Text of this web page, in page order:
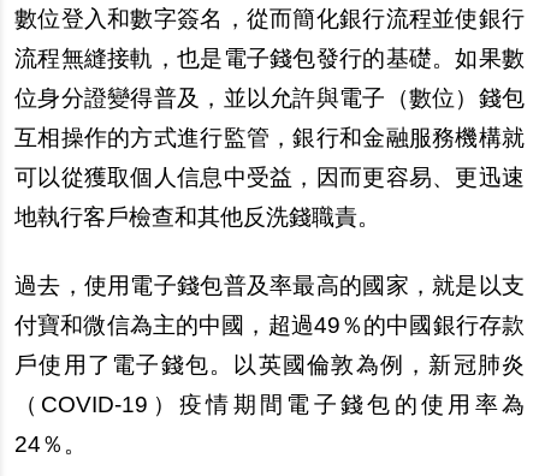
數位登入和數字簽名，從而簡化銀行流程並使銀行
流程無縫接軌，也是電子錢包發行的基礎。如果數
位身分證變得普及，並以允許與電子（數位）錢包
互相操作的方式進行監管，銀行和金融服務機構就
可以從獲取個人信息中受益，因而更容易、更迅速
地執行客戶檢查和其他反洗錢職責。
過去，使用電子錢包普及率最高的國家，就是以支
付寶和微信為主的中國，超過49％的中國銀行存款
戶使用了電子錢包。以英國倫敦為例，新冠肺炎
（COVID-19）疫情期間電子錢包的使用率為
24％。